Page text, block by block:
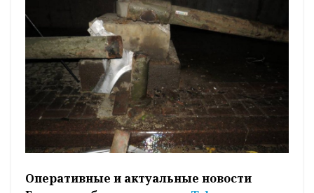
Оперативные и актуальные новости